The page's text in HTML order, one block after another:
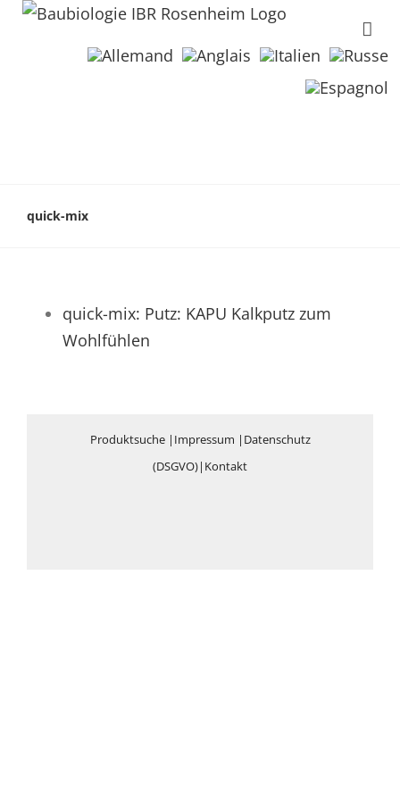
quick-mix
quick-mix: Putz: KAPU Kalkputz zum
Wohlfühlen
Produktsuche| Impressum | Datenschutz
(DSGVO)| Kontakt